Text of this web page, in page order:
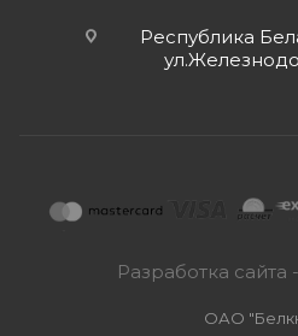
Республика
Разработка сайта -
ОАО